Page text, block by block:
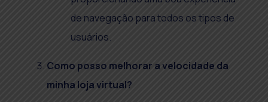
de navegação para todos os tipos de
usuários.
Como posso melhorar a velocidade da
minha loja virtual?